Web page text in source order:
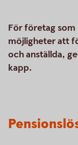
För företag
möjligheter att
och anställda,
kapp.